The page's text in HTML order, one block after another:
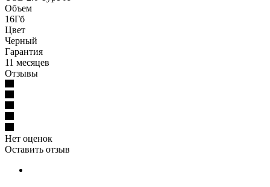
Объем
16Гб
Цвет
Черный
Гарантия
11 месяцев
Отзывы
Нет оценок
Оставить отзыв